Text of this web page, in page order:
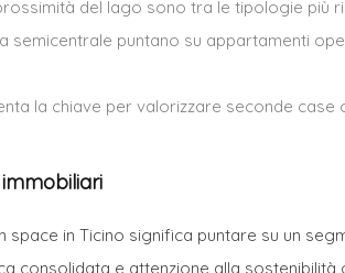
del lago sono tra le tipologie
semicentrale puntano su appartamenti
la chiave per valorizzare seconde
in Ticino significa puntare su un
consolidata e attenzione alla sostenibilità